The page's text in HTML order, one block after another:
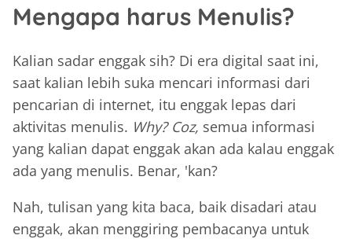
Mengapa harus Menulis?
Kalian sadar enggak sih? Di era digital saat ini,
saat kalian lebih suka mencari informasi dari
pencarian di internet, itu enggak lepas dari
aktivitas menulis. Why? Coz, semua informasi
yang kalian dapat enggak akan ada kalau enggak
ada yang menulis. Benar, 'kan?
Nah, tulisan yang kita baca, baik disadari atau
enggak, akan menggiring pembacanya untuk